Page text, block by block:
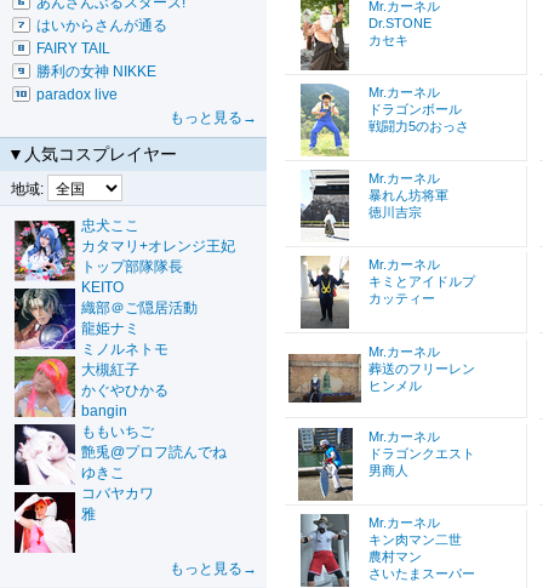
はいからさんが通る
FAIRY TAIL
勝利の女神 NIKKE
paradox live
もっと見る→
▼人気コスプレイヤー
地域:
忠犬ここ
カタマリ+オレンジ王妃
トップ部隊隊長
KEITO
織部＠ご隠居活動
龍姫ナミ
ミノルネトモ
大槻紅子
かぐやひかる
bangin
ももいちご
艶兎@プロフ読んでね
ゆきこ
コバヤカワ
雅
もっと見る→
Mr.カーネル
Dr.STONE
カセキ
Mr.カーネル
ドラゴンボール
戦闘力5のおっさ
Mr.カーネル
暴れん坊将軍
徳川吉宗
Mr.カーネル
キミとアイドルプ
カッティー
Mr.カーネル
葬送のフリーレン
ヒンメル
Mr.カーネル
ドラゴンクエスト
男商人
Mr.カーネル
キン肉マン二世
農村マン
さいたまスーパー